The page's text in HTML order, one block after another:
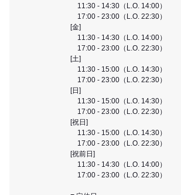
11:30 - 14:30（L.O. 14:00）
17:00 - 23:00（L.O. 22:30）
[金]
11:30 - 14:30（L.O. 14:00）
17:00 - 23:00（L.O. 22:30）
[土]
11:30 - 15:00（L.O. 14:30）
17:00 - 23:00（L.O. 22:30）
[日]
11:30 - 15:00（L.O. 14:30）
17:00 - 23:00（L.O. 22:30）
[祝日]
11:30 - 15:00（L.O. 14:30）
17:00 - 23:00（L.O. 22:30）
[祝前日]
11:30 - 14:30（L.O. 14:00）
17:00 - 23:00（L.O. 22:30）